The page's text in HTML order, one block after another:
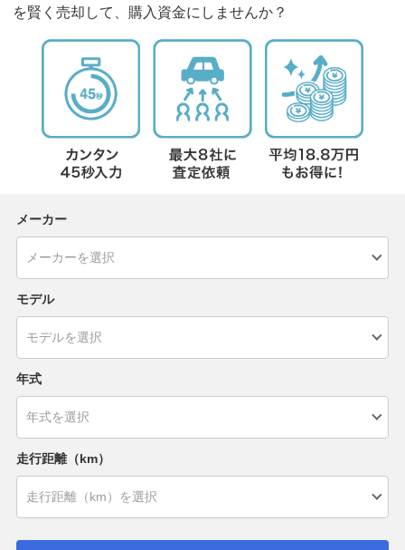
を賢く売却して、購入資金にしませんか？
メーカー
モデル
年式
走行距離（km）